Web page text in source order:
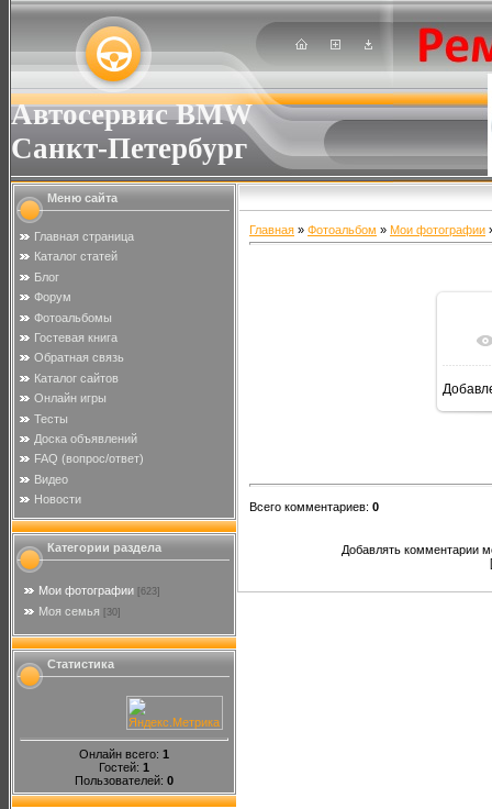
Автосервис BMW
Санкт-Петербург
Меню сайта
Главная страница
Каталог статей
Блог
Форум
Фотоальбомы
Гостевая книга
Обратная связь
Каталог сайтов
Онлайн игры
Тесты
Доска объявлений
FAQ (вопрос/ответ)
Видео
Новости
Категории раздела
Мои фотографии [623]
Моя семья [30]
Статистика
Онлайн всего: 1
Гостей: 1
Пользователей: 0
Главная » Фотоальбом » Мои фотографии
Всего комментариев: 0
Добавлять комментарии